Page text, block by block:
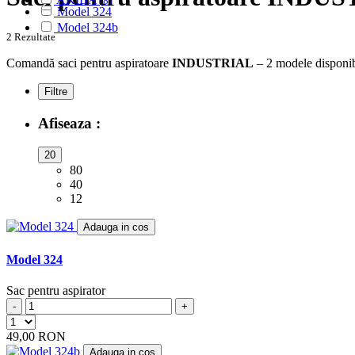
ALASKA
ALBATROS
ALIEN (2)
ALLERGY CARE
ALPINA
ALTO
ALTUS
AMADIS
AMROS
AMSTAR (2)
AMSTERDAM (2)
AMSTRAD
ANTECH
(3)
AQUA VAC (3)
AR-TECH (3)
ARC-EN-CIEL
ARCELIK (3)
Model 324
Model 324b
2 Rezultate
Comandă saci pentru aspiratoare INDUSTRIAL – 2 modele
Filtre
Afiseaza :
20
80
40
12
Adauga in cos
Model 324
Sac pentru aspirator
- +
49,00 RON
Adauga in cos